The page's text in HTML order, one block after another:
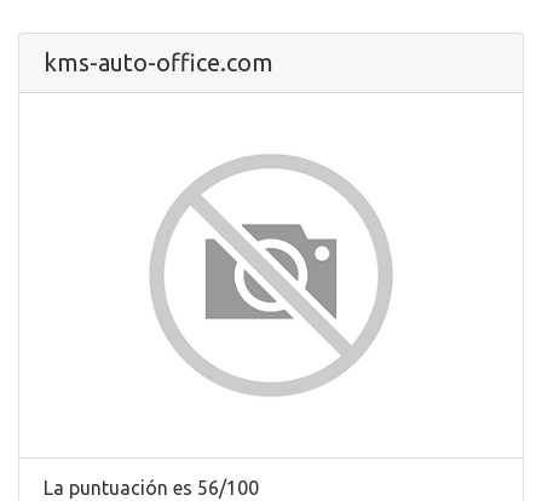
kms-auto-office.com
La puntuación es 56/100